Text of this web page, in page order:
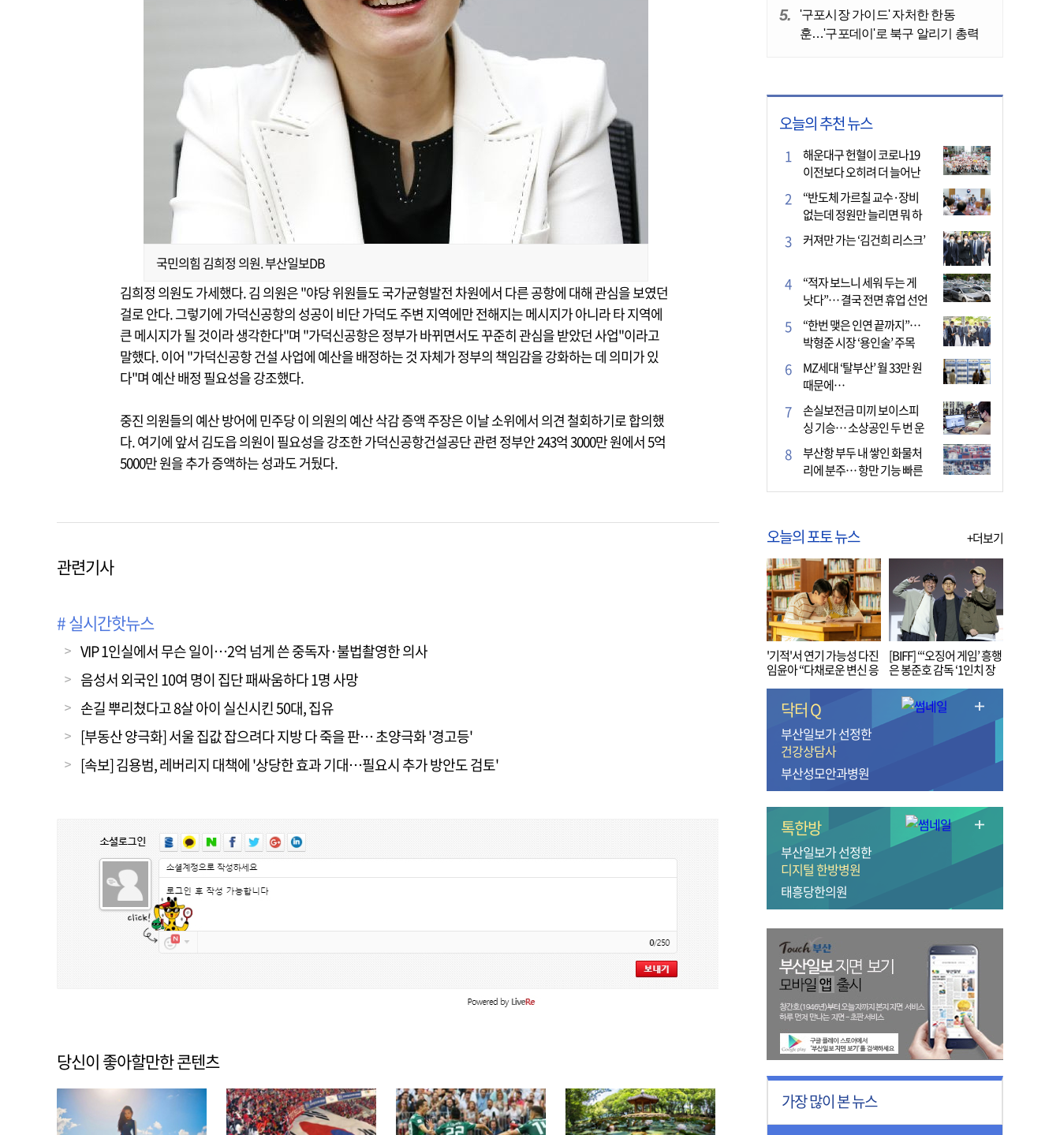
국민의힘 김희정 의원. 부산일보DB
김희정 의원도 가세했다. 김 의원은 "야당 위원들도 국가균형발전 차원에서 다른 공항에 대해 관심을 보였던
걸로 안다. 그렇기에 가덕신공항의 성공이 비단 가덕도 주변 지역에만 전해지는 메시지가 아니라 타 지역에
큰 메시지가 될 것이라 생각한다"며 "가덕신공항은 정부가 바뀌면서도 꾸준히 관심을 받았던 사업"이라고
말했다. 이어 "가덕신공항 건설 사업에 예산을 배정하는 것 자체가 정부의 책임감을 강화하는 데 의미가 있
다"며 예산 배정 필요성을 강조했다.
중진 의원들의 예산 방어에 민주당 이 의원의 예산 삭감 증액 주장은 이날 소위에서 의견 철회하기로 합의했
다. 여기에 앞서 김도읍 의원이 필요성을 강조한 가덕신공항건설공단 관련 정부안 243억 3000만 원에서 5억
5000만 원을 추가 증액하는 성과도 거뒀다.
관련기사
# 실시간핫뉴스
VIP 1인실에서 무슨 일이…2억 넘게 쓴 중독자·불법촬영한 의사
음성서 외국인 10여 명이 집단 패싸움하다 1명 사망
손길 뿌리쳤다고 8살 아이 실신시킨 50대, 집유
[부동산 양극화] 서울 집값 잡으려다 지방 다 죽을 판… 초양극화 '경고등'
[속보] 김용범, 레버리지 대책에 '상당한 효과 기대…필요시 추가 방안도 검토'
당신이 좋아할만한 콘텐츠
오늘의 추천 뉴스
해운대구 헌혈이 코로나19
이전보다 오히려 더 늘어난
이유는?
“반도체 가르칠 교수·장비
없는데 정원만 늘리면 뭐 하
나”
커져만 가는 ‘김건희 리스크’
“적자 보느니 세워 두는 게
낫다”… 결국 전면 휴업 선언
한 택시회사
“한번 맺은 인연 끝까지”…
박형준 시장 ‘용인술’ 주목
MZ세대 ‘탈부산’ 월 33만 원
때문에…
손실보전금 미끼 보이스피
싱 기승… 소상공인 두 번 운
다
부산항 부두 내 쌓인 화물처
리에 분주… 항만 기능 빠른
회복세
오늘의 포토 뉴스 +더보기
'기적'서 연기 가능성 다진
임윤아 “다채로운 변신 응
[BIFF] “‘오징어 게임’ 흥행
은 봉준호 감독 ‘1인치 장
닥터 Q
부산일보가 선정한
건강상담사
부산성모안과병원
톡한방
부산일보가 선정한
디지털 한방병원
태흥당한의원
가장 많이 본 뉴스